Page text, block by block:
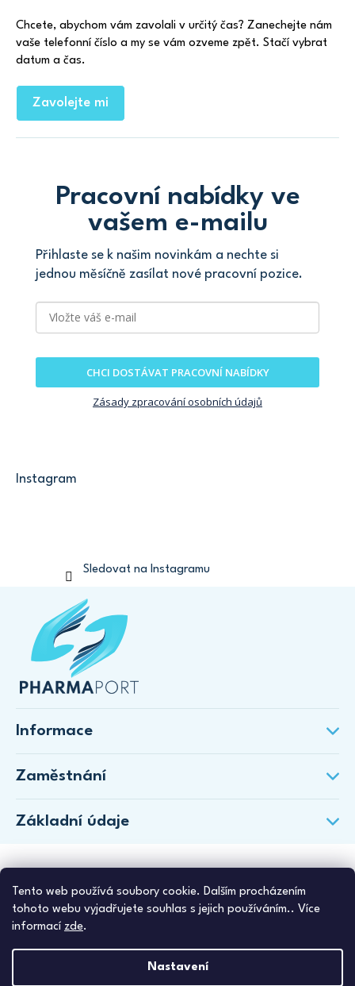
Tento web používá soubory cookie. Dalším procházením
tohoto webu vyjadřujete souhlas s jejich používáním.. Více
informací zde.
Nastavení
Chcete, abychom vám zavolali v určitý čas? Zanechejte nám
vaše telefonní číslo a my se vám ozveme zpět. Stačí vybrat
datum a čas.
Zavolejte mi
Pracovní nabídky ve
vašem e-mailu
Přihlaste se k našim novinkám a nechte si
jednou měsíčně zasílat nové pracovní pozice.
CHCI DOSTÁVAT PRACOVNÍ NABÍDKY
Zásady zpracování osobních údajů
Instagram
Sledovat na Instagramu
Informace
Zaměstnání
Základní údaje
PharmaPort. Všechna práva vyhrazena.